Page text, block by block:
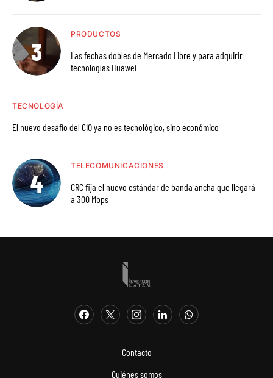
PRODUCTOS
Las fechas dobles de Mercado Libre y para adquirir
tecnologías Huawei
TECNOLOGÍA
El nuevo desafío del CIO ya no es tecnológico, sino económico
TELECOMUNICACIONES
CRC fija el nuevo estándar de banda ancha que llegará
a 300 Mbps
Contacto
Quiénes somos